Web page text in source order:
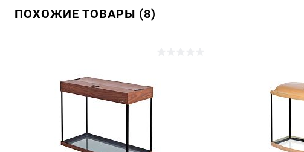
ПОХОЖИЕ ТОВАРЫ (8)